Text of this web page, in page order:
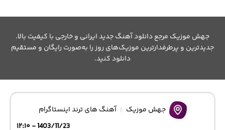
جهش موزیک مرجع دانلود آهنگ جدید ایرانی و خارجی با کیفیت بالا.
جدیدترین و پرطرفدارترین موزیک‌های روز را به‌صورت رایگان و مستقیم
دانلود کنید.
جهش موزیک
آهنگ های ترند اینستاگرام
1403/11/23 - ۱۲:۱۰